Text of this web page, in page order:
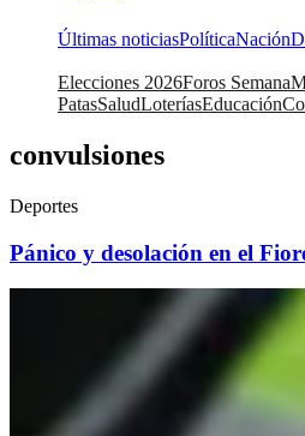
Últimas noticiasPolíticaNación
Elecciones 2026Foros Semana
PatasSaludLoteríasEducación
convulsiones
Deportes
Pánico y desolación en el